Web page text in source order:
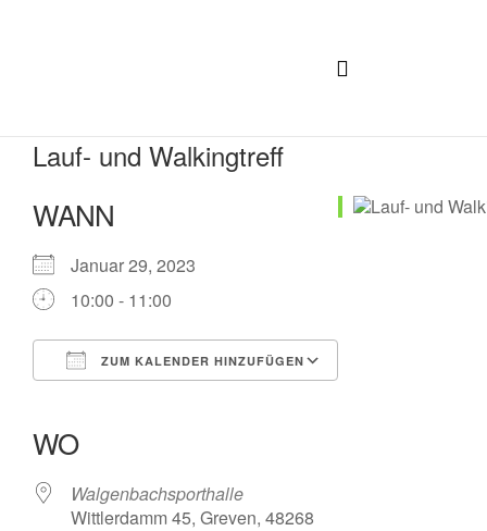
Lauf- und Walkingtreff
WANN
Januar 29, 2023
10:00 - 11:00
ZUM KALENDER HINZUFÜGEN
WO
Walgenbachsporthalle
Wittlerdamm 45, Greven, 48268